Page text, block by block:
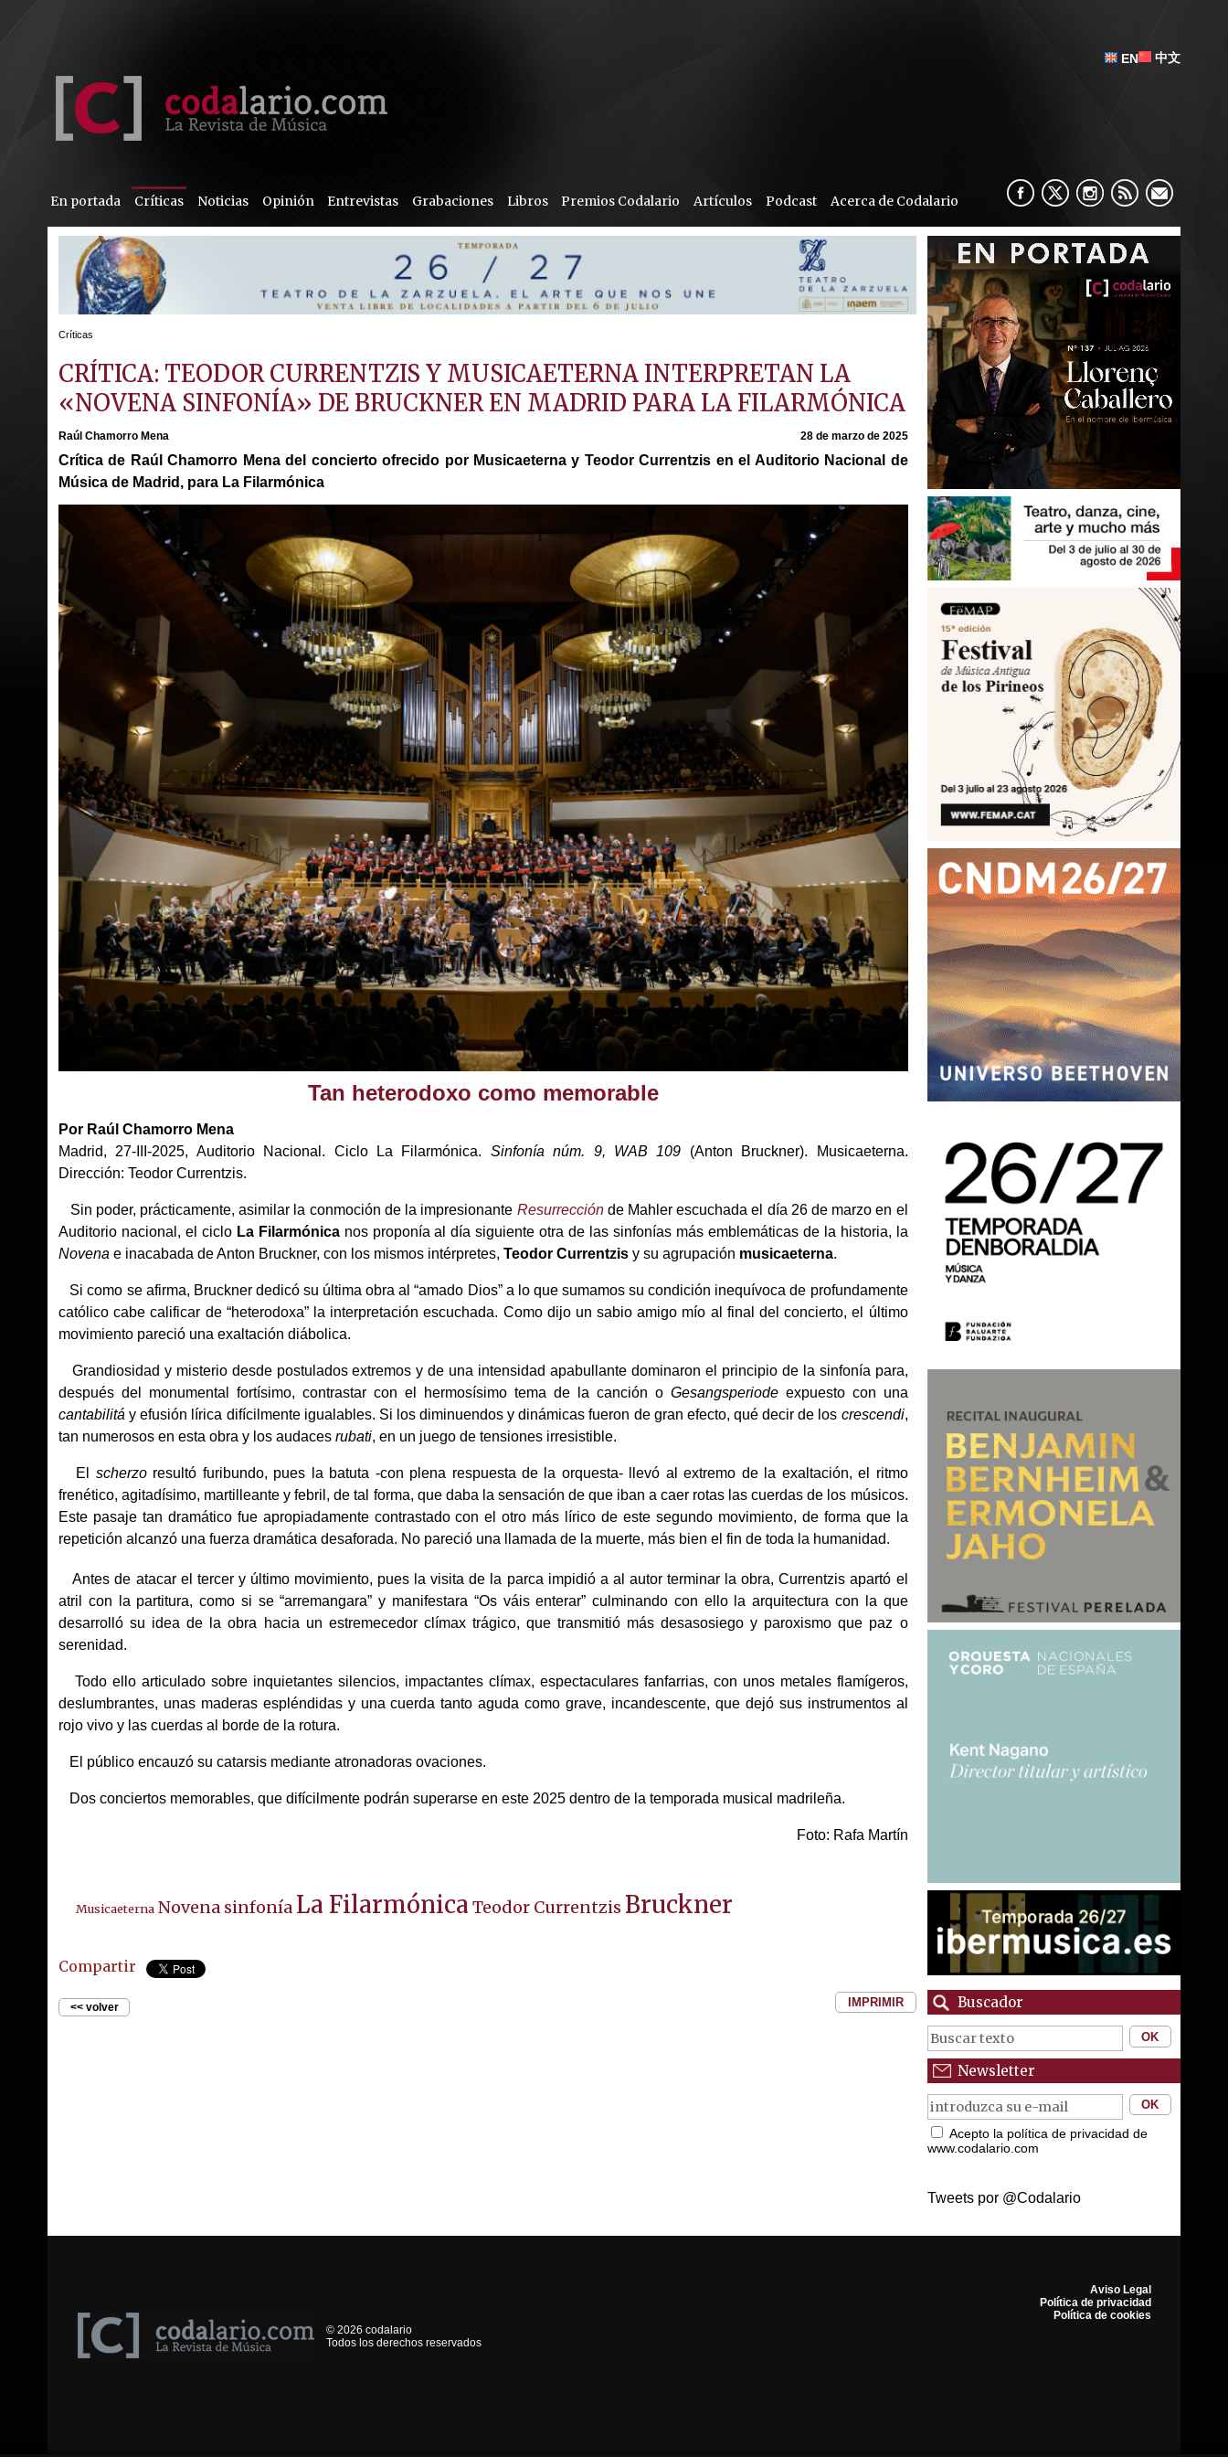
EN 中文
En portada Críticas Noticias Opinión Entrevistas Grabaciones Libros Premios Codalario Artículos Podcast Acerca de Codalario
Críticas
CRÍTICA: TEODOR CURRENTZIS Y MUSICAETERNA INTERPRETAN LA
«NOVENA SINFONÍA» DE BRUCKNER EN MADRID PARA LA FILARMÓNICA
Raúl Chamorro Mena 28 de marzo de 2025
Crítica de Raúl Chamorro Mena del concierto ofrecido por Musicaeterna y Teodor Currentzis en el Auditorio Nacional de
Música de Madrid, para La Filarmónica
Tan heterodoxo como memorable
Por Raúl Chamorro Mena
Madrid, 27-III-2025, Auditorio Nacional. Ciclo La Filarmónica. Sinfonía núm. 9, WAB 109 (Anton Bruckner). Musicaeterna.
Dirección: Teodor Currentzis.
Sin poder, prácticamente, asimilar la conmoción de la impresionante Resurrecciónde Mahler escuchada el día 26 de marzo en el
Auditorio nacional, el ciclo La Filarmónicanos proponía al día siguiente otra de las sinfonías más emblemáticas de la historia, la
Novena e inacabada de Anton Bruckner, con los mismos intérpretes,Teodor Currentzis y su agrupación musicaeterna.
Si como se afirma, Bruckner dedicó su última obra al “amado Dios” a lo que sumamos su condición inequívoca de profundamente
católico cabe calificar de “heterodoxa” la interpretación escuchada. Como dijo un sabio amigo mío al final del concierto, el último
movimiento pareció una exaltación diábolica.
Grandiosidad y misterio desde postulados extremos y de una intensidad apabullante dominaron el principio de la sinfonía para,
después del monumental fortísimo, contrastar con el hermosísimo tema de la canción o Gesangsperiodeexpuesto con una
cantabilitá y efusión lírica difícilmente igualables. Si los diminuendos y dinámicas fueron de gran efecto, qué decir de los crescendi,
tan numerosos en esta obra y los audacesrubati, en un juego de tensiones irresistible.
El scherzoresultó furibundo, pues la batuta -con plena respuesta de la orquesta- llevó al extremo de la exaltación, el ritmo
frenético, agitadísimo, martilleante y febril, de tal forma, que daba la sensación de que iban a caer rotas las cuerdas de los músicos.
Este pasaje tan dramático fue apropiadamente contrastado con el otro más lírico de este segundo movimiento, de forma que la
repetición alcanzó una fuerza dramática desaforada. No pareció una llamada de la muerte, más bien el fin de toda la humanidad.
Antes de atacar el tercer y último movimiento, pues la visita de la parca impidió a al autor terminar la obra, Currentzis apartó el
atril con la partitura, como si se “arremangara” y manifestara “Os váis enterar” culminando con ello la arquitectura con la que
desarrolló su idea de la obra hacia un estremecedor clímax trágico, que transmitió más desasosiego y paroxismo que paz o
serenidad.
Todo ello articulado sobre inquietantes silencios, impactantes clímax, espectaculares fanfarrias, con unos metales flamígeros,
deslumbrantes, unas maderas espléndidas y una cuerda tanto aguda como grave, incandescente, que dejó sus instrumentos al
rojo vivo y las cuerdas al borde de la rotura.
El público encauzó su catarsis mediante atronadoras ovaciones.
Dos conciertos memorables, que difícilmente podrán superarse en este 2025 dentro de la temporada musical madrileña.
Foto: Rafa Martín
Musicaeterna Novena sinfonía La Filarmónica Teodor Currentzis Bruckner
Compartir
<< volver IMPRIMIR Buscador
Newsletter
Acepto la política de privacidad de
www.codalario.com
Tweets por @Codalario
© 2026 codalario
Todos los derechos reservados
Aviso Legal
Política de privacidad
Política de cookies